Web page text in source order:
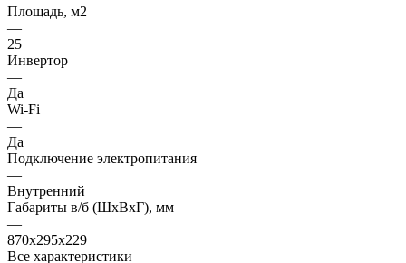
Площадь, м2
—
25
Инвертор
—
Да
Wi-Fi
—
Да
Подключение электропитания
—
Внутренний
Габариты в/б (ШхВхГ), мм
—
870x295х229
Все характеристики